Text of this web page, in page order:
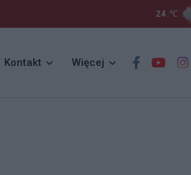
24 ℃
Kontakt Więcej